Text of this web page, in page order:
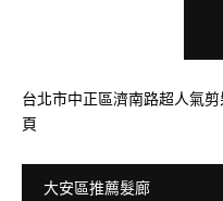
台北市中正區濟南路超人氣
頁
大安區推薦髮廊